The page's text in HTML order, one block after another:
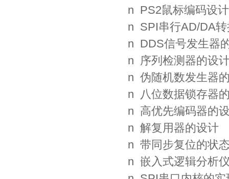
n PS2鼠标编码设计
n SPI串行AD/DA
n DDS信号发生器
n 序列检测器的设
n 伪随机数发生器
n 八位数据锁存器
n 高优先编码器的
n 解复用器的设计
n 带同步复位的状
n 嵌入式逻辑分析